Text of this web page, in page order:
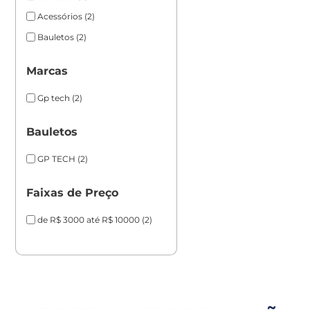
Acessórios (2)
Bauletos (2)
Marcas
Gp tech (2)
Bauletos
GP TECH (2)
Faixas de Preço
de R$ 3000 até R$ 10000 (2)